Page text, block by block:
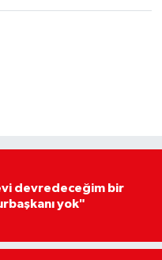
devredeceğim bir
yok"